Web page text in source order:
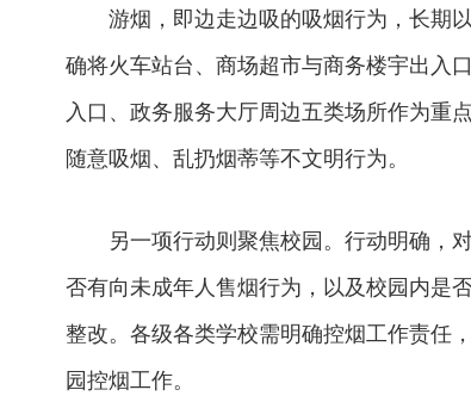
游烟，即边走边吸的吸烟行为，长期
确将火车站台、商场超市与商务楼宇出入
入口、政务服务大厅周边五类场所作为重
随意吸烟、乱扔烟蒂等不文明行为。
另一项行动则聚焦校园。行动明确，
否有向未成年人售烟行为，以及校园内是
整改。各级各类学校需明确控烟工作责任
园控烟工作。